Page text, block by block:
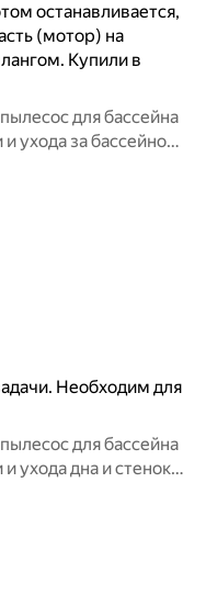
останавливается,
(мотор) на
Купили в
для бассейна
ухода за бассейном,
кв. м
Необходим для
для бассейна
ухода дна и стенок
до 150 кв. м